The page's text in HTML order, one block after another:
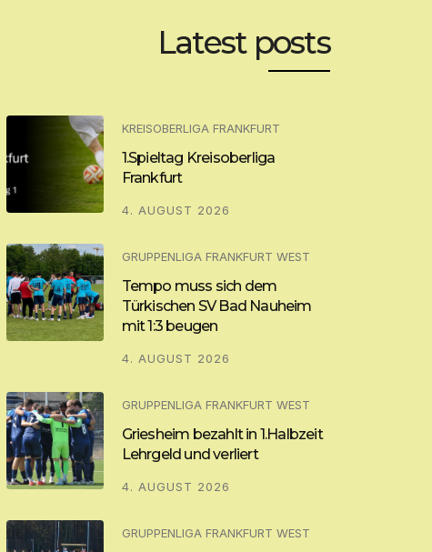
Latest posts
KREISOBERLIGA FRANKFURT
1.Spieltag Kreisoberliga
Frankfurt
4. AUGUST 2026
GRUPPENLIGA FRANKFURT WEST
Tempo muss sich dem
Türkischen SV Bad Nauheim
mit 1:3 beugen
4. AUGUST 2026
GRUPPENLIGA FRANKFURT WEST
Griesheim bezahlt in 1.Halbzeit
Lehrgeld und verliert
4. AUGUST 2026
GRUPPENLIGA FRANKFURT WEST